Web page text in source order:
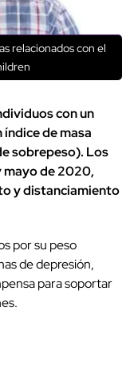
relacionados con el
con un
de masa
sobrepeso). Los
de 2020,
y distanciamiento
por su peso
de depresión,
para soportar